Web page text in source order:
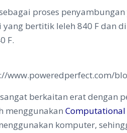
proses
bertitik leleh 840 F dan
F.
www.poweredperfect.com/
berkaitan erat dengan
menggunakan Computational
komputer,